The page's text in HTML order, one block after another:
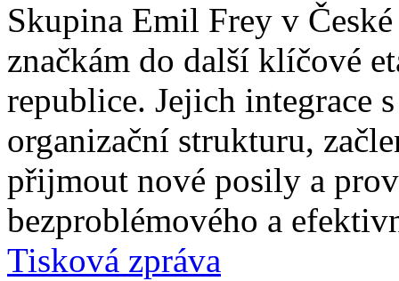
Skupina Emil Frey v
značkám do další klíčové
republice. Jejich integrace
organizační strukturu,
přijmout nové posily a
bezproblémového a
Tisková zpráva